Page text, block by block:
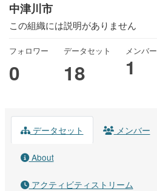
中津川市
この組織には説明がありません
フォロワー
0
データセット
18
メンバー
1
データセット メンバー
About
アクティビティストリーム